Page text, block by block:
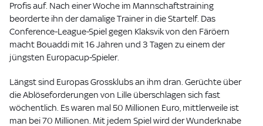
Profis auf. Nach einer Woche im Mannschaftstraining
beorderte ihn der damalige Trainer in die Startelf. Das
Conference-League-Spiel gegen Klaksvik von den Färöern
macht Bouaddi mit 16 Jahren und 3 Tagen zu einem der
jüngsten Europacup-Spieler.
Längst sind Europas Grossklubs an ihm dran. Gerüchte über
die Ablöseforderungen von Lille überschlagen sich fast
wöchentlich. Es waren mal 50 Millionen Euro, mittlerweile ist
man bei 70 Millionen. Mit jedem Spiel wird der Wunderknabe